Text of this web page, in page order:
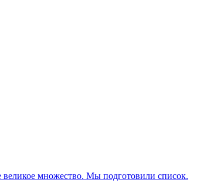
великое множество. Мы подготовили список.